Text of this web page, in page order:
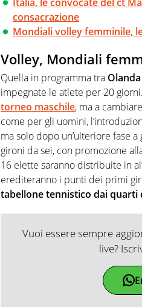
consacrazione
Mondiali volley femminile,
Volley, Mondiali
Quella in programma tra Olanda
impegnate le atlete per 20
torneo maschile, ma a
come per gli uomini,
ma solo dopo un’ulteriore fase
gironi da sei, con promozione
16 elette saranno distribuite in
erediteranno i punti dei primi
tabellone tennistico dai quarti
Vuoi essere sempre
live?